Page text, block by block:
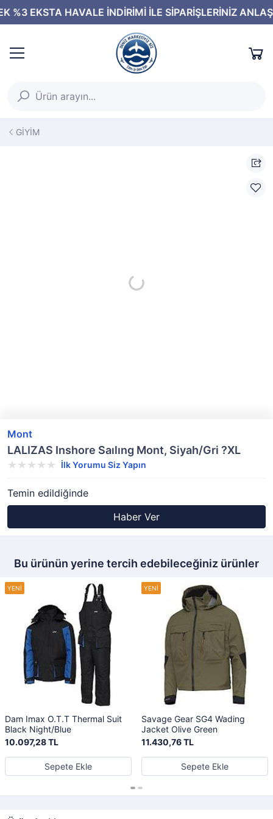
GİYİM
Mont
LALIZAS Inshore Saılıng Mont, Siyah/Gri ?XL
İlk Yorumu Siz Yapın
Temin edildiğinde
Haber Ver
Bu ürünün yerine tercih edebileceğiniz ürünler
Dam Imax O.T.T Thermal Suit
Black Night/Blue
10.097,28 TL
Sepete Ekle
Savage Gear SG4 Wading
Jacket Olive Green
11.430,76 TL
Sepete Ekle